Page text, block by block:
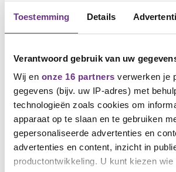
Toestemming Details
Verantwoord gebruik van uw
Wij en onze 16 partners verwerken je
gegevens (bijv. uw IP-adres) met
technologieën zoals cookies om
apparaat op te slaan en te gebruiken
gepersonaliseerde advertenties en
advertenties en content, inzicht in
productontwikkeling. U kunt kiezen wie
dit echter van tafel is gehaald zijn
om een pas op de plaats te maken
Een grote meerderheid van de CNV-
vóór het herziene eindbod.
APC
Tijdens de vergadering kwamen er
over de automatische
afgesproken dat het artikel van de
gedurende de looptijd van de cao
Dat wil dus zeggen dat vanaf 1